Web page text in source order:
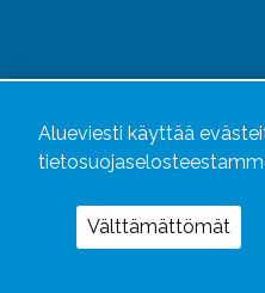
Alueviesti käyttää
Välttämättömät